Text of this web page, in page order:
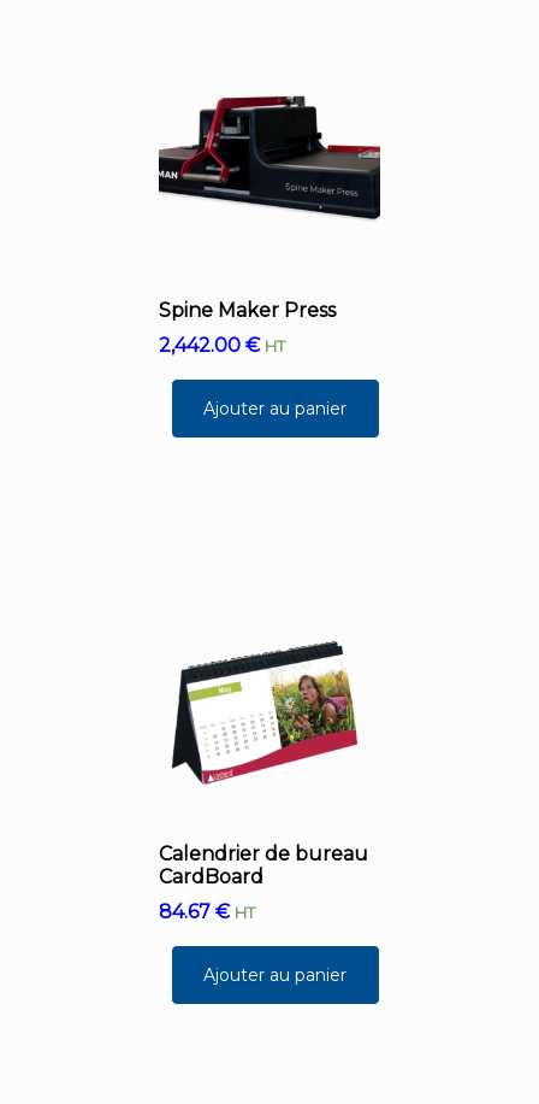
Spine Maker Press
2,442.00€ HT
Ajouter au panier
Calendrier de bureau
CardBoard
84.67€ HT
Ajouter au panier